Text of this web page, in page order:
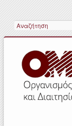
Search